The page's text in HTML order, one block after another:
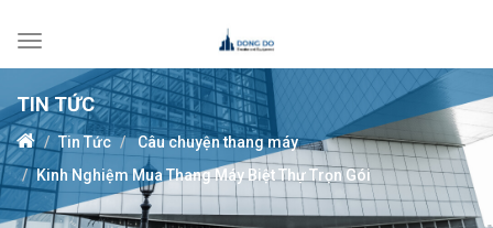
Toggle
navigation
TIN TỨC
Tin Tức
Câu chuyện thang máy
Kinh Nghiệm Mua Thang Máy Biệt Thự Trọn Gói